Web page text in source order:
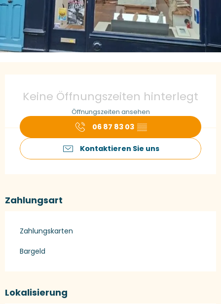
Keine Öffnungszeiten hinterlegt
Öffnungszeiten ansehen
06 87 83 03 ▒▒
Kontaktieren Sie uns
Zahlungsart
Zahlungskarten
Bargeld
Lokalisierung